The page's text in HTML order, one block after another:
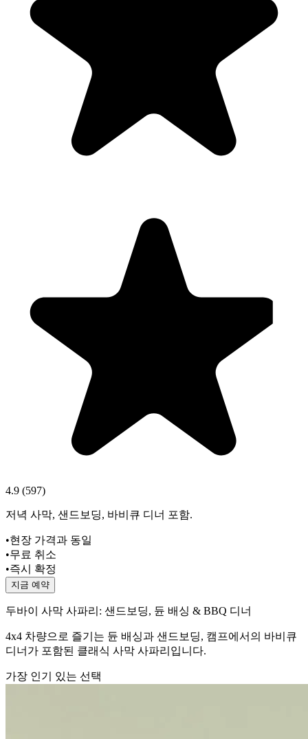
4.9 (597)
저녁 사막, 샌드보딩, 바비큐 디너 포함.
•현장 가격과 동일
•무료 취소
•즉시 확정
지금 예약
두바이 사막 사파리: 샌드보딩, 듄 배싱 & BBQ 디너
4x4 차량으로 즐기는 듄 배싱과 샌드보딩, 캠프에서의 바비큐
디너가 포함된 클래식 사막 사파리입니다.
가장 인기 있는 선택